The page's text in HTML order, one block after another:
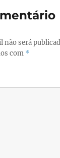
não será
com *